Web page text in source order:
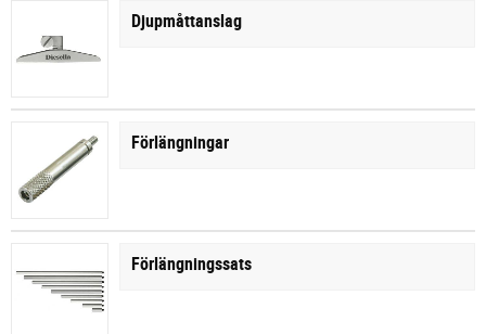
Djupmåttanslag
Förlängningar
Förlängningssats